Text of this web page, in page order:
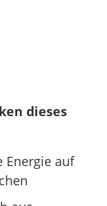
dieses
Energie auf